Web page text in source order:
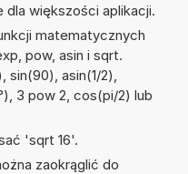
większości aplikacji.
matematycznych
pow, asin i sqrt.
sin(90), asin(1/2),
3 pow 2, cos(pi/2) lub
'sqrt 16'.
zaokrąglić do